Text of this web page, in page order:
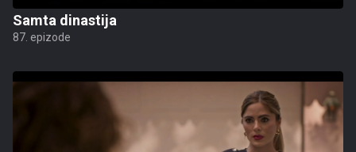
Samta dinastija
87. epizode